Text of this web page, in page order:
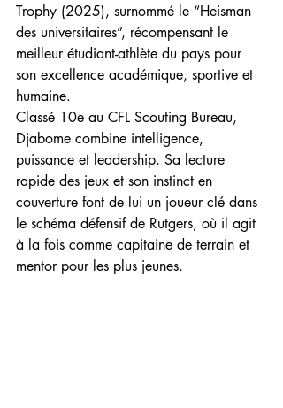
Trophy (2025), surnommé le “Heisman
des universitaires”, récompensant le
meilleur étudiant-athlète du pays pour
son excellence académique, sportive et
humaine.
Classé 10e au CFL Scouting Bureau,
Djabome combine intelligence,
puissance et leadership. Sa lecture
rapide des jeux et son instinct en
couverture font de lui un joueur clé dans
le schéma défensif de Rutgers, où il agit
à la fois comme capitaine de terrain et
mentor pour les plus jeunes.